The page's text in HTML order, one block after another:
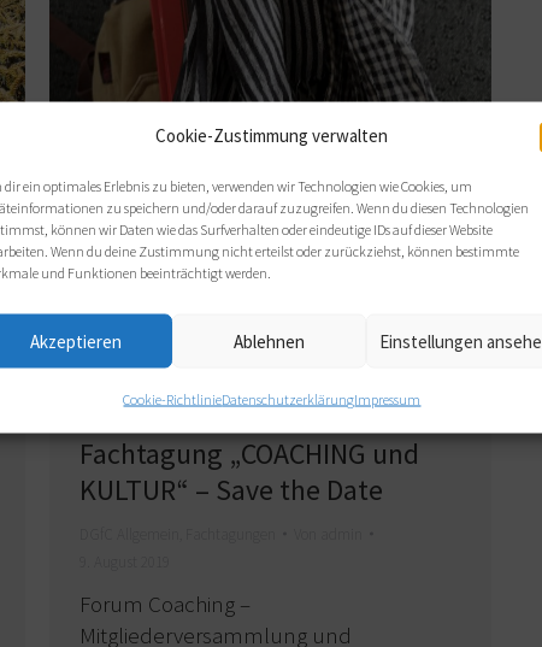
Cookie-Zustimmung verwalten
dir ein optimales Erlebnis zu bieten, verwenden wir Technologien wie Cookies, um
zu speichern und/oder darauf zuzugreifen. Wenn du diesen Technologien
können wir Daten wie das Surfverhalten oder eindeutige IDs auf dieser Website
Wenn du deine Zustimmung nicht erteilst oder zurückziehst, können bestimmte
und Funktionen beeinträchtigt werden.
Akzeptieren Ablehnen Einstellungen
Cookie-RichtlinieDatenschutzerklärungImpressum
Fachtagung „COACHING und
KULTUR“ – Save the Date
Forum Coaching –
Mitgliederversammlung und